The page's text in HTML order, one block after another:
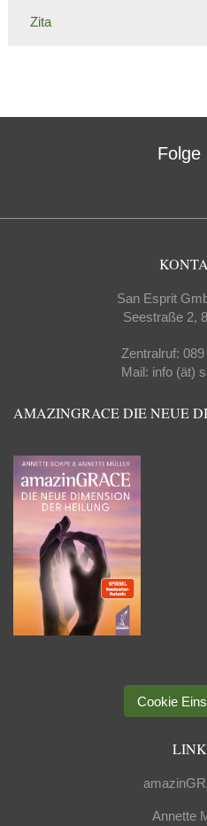
Zita
Folge
San Esprit
Seestraße 2,
Zentralruf:
Mail: info (ät)
AMAZINGRACE DIE NEUE
Cookie
Annette